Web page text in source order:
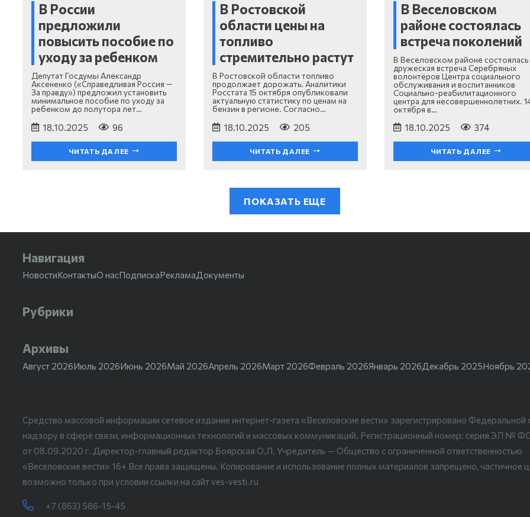
В России
предложили
повысить пособие по
уходу за ребенком
Депутат Госдумы Александр
Аксененко («Справедливая Россия —
За правду») предложил установить
минимальное пособие по уходу за
ребенком до полутора лет…
18.10.2025 96
ЧИТАТЬ ДАЛЕЕ
В Ростовской
области цены на
топливо
стремительно растут
В Ростовской области топливо
продолжает дорожать. Аналитики
Росстата 15 октября опубликовали
актуальную статистику по ценам на
бензин в регионе. Согласно…
18.10.2025 205
ЧИТАТЬ ДАЛЕЕ
В Веселовском
районе состоялась
встреча поколений
В Веселовском районе состоялась
дружеская встреча Серебряных
волонтёров Центра социального
обслуживания и воспитанников
Социально-реабилитационного
центра для несовершеннолетних.
октября в…
18.10.2025 374
ЧИТАТЬ ДАЛЕЕ
ПОКАЗАТЬ ЕЩЕ
Навигация
НовостиКонтактыО насПодпискаРекламаДокументы
Рубрики
Архивы
Август 2026Июль 2026Июнь 2026Май 2026Апрель 2026Март 2026Февраль 2026Январь 2026 Декабрь 2025Ноябрь
Средство массовой информации сетевое издание интернет-газета «Веселовские вести» зарегистрировано Федеральной
надзору в сфере связи, информационных технологий и массовых коммуникаций. Регистрационный номер: серия ЭЛ №
от 08.09.2020 г. Директор-главный редактор Боярская О.Л. Учредитель — Общество с ограниченной ответственностью
«Веселовские вести» 16+ Все права защищены. Копирование и использование полных материалов запрещено, частичное
возможно только при условии ссылки на сайт ves-vesti.ru
+7 (863) 586-15-45